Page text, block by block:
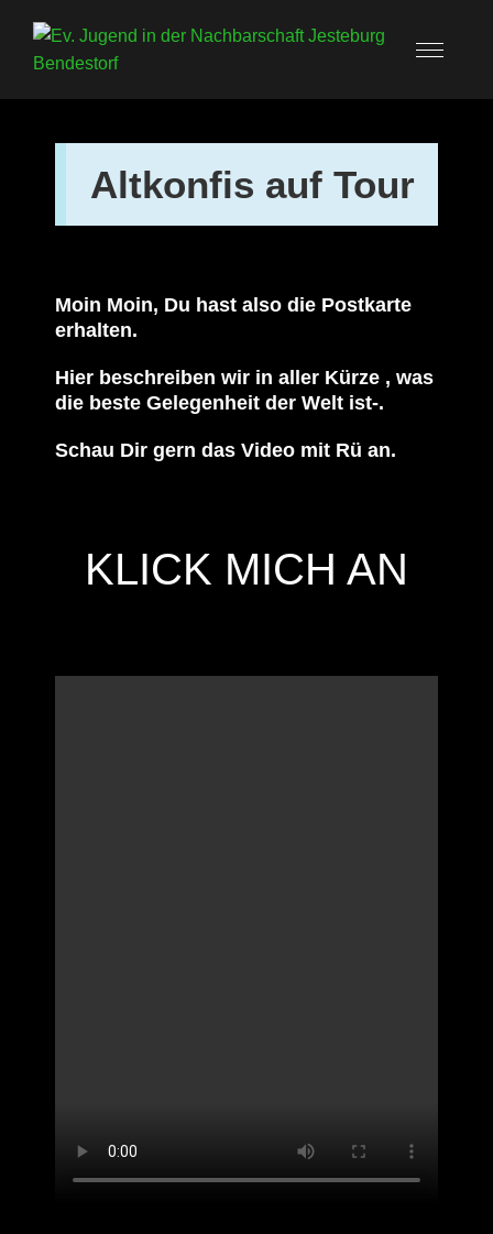
Altkonfis auf Tour
Moin Moin, Du hast also die Postkarte
erhalten.
Hier beschreiben wir in aller Kürze , was
die beste Gelegenheit der Welt ist-.
Schau Dir gern das Video mit Rü an.
KLICK MICH AN